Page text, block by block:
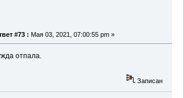
#73 : Мая 03, 2021, 07:00:55 pm »
отпала.
Записан